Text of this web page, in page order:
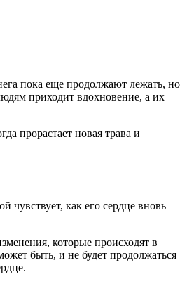
пока еще продолжают лежать, но
приходит вдохновение, а их
прорастает новая трава и
как его сердце вновь
которые происходят в
быть, и не будет продолжаться